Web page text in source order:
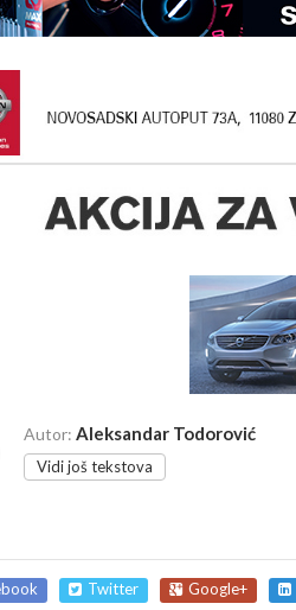
Autor: Aleksandar Todorović
Vidi još tekstova
Twitter Google+